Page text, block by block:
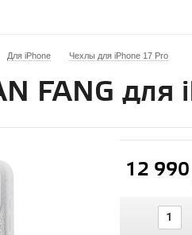
Для iPhone Чехлы для iPhone 17 Pro
FANG
12